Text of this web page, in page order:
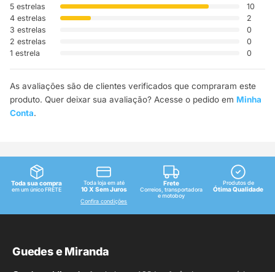
5 estrelas
10
4 estrelas
2
3 estrelas
0
2 estrelas
0
1 estrela
0
As avaliações são de clientes verificados que compraram este
produto. Quer deixar sua avaliação? Acesse o pedido em Minha
Conta.
Toda sua compra
em um único FRETE
Toda loja em até
10 X Sem Juros
Confira condições
Frete
Correios, transportadora
e motoboy
Produtos de
Ótima Qualidade
Guedes e Miranda